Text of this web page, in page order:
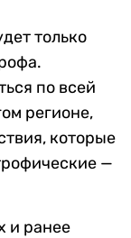
только
по всей
регионе,
которые
—
и ранее